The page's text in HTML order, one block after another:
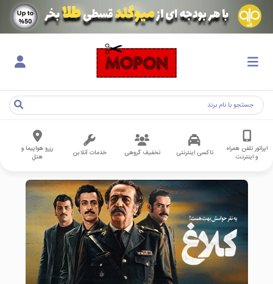
اپراتور تلفن همراه
و اینترنت
تاکسی اینترنتی تخفیف گروهی خدمات آنلاین
رزرو هواپیما و
هتل